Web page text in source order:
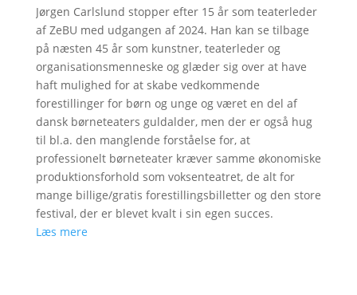
Jørgen Carlslund stopper efter 15 år som teaterleder
af ZeBU med udgangen af 2024. Han kan se tilbage
på næsten 45 år som kunstner, teaterleder og
organisationsmenneske og glæder sig over at have
haft mulighed for at skabe vedkommende
forestillinger for børn og unge og været en del af
dansk børneteaters guldalder, men der er også hug
til bl.a. den manglende forståelse for, at
professionelt børneteater kræver samme økonomiske
produktionsforhold som voksenteatret, de alt for
mange billige/gratis forestillingsbilletter og den store
festival, der er blevet kvalt i sin egen succes.
Læs mere